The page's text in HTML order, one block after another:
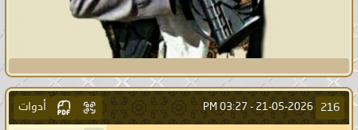
216
21-05-2026 -
03:27 PM أدوات